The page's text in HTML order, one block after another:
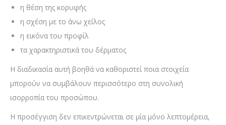
η θέση της κορυφής
η σχέση με το άνω χείλος
η εικόνα του προφίλ
τα χαρακτηριστικά του δέρματος
Η διαδικασία αυτή βοηθά να καθοριστεί ποια στοιχεία
μπορούν να συμβάλουν περισσότερο στη συνολική
ισορροπία του προσώπου.
Η προσέγγιση δεν επικεντρώνεται σε μία μόνο λεπτομέρεια,